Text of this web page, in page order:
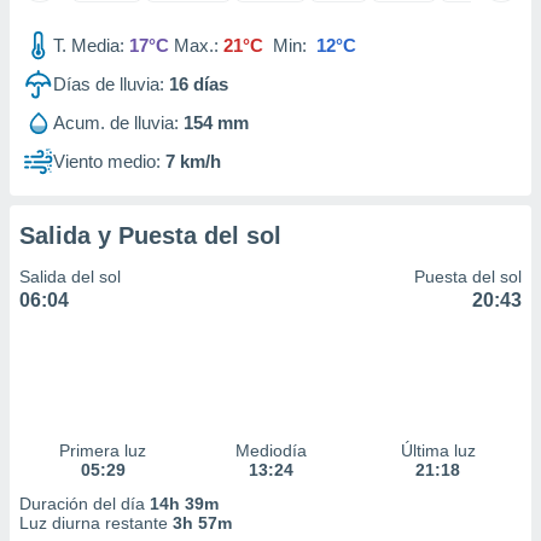
utilizar
crear un
contenido
medir el
de la
de
de
uso de
T. Media: 17°C Max.: 21°C Min: 12°C
Días de lluvia: 16 días
Acum. de lluvia: 154 mm
Viento medio: 7 km/h
Salida y Puesta del sol
Salida del sol
06:04
Puesta del sol
20:43
Primera luz
05:29
Mediodía
13:24
Última luz
21:18
Duración del día 14h 39m
Luz diurna restante 3h 57m